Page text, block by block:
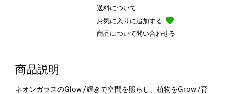
送料について
お気に入りに追加する
商品について問い合わせる
商品説明
ネオンガラスのGlow /輝きで空間を照らし、植物をGrow /育